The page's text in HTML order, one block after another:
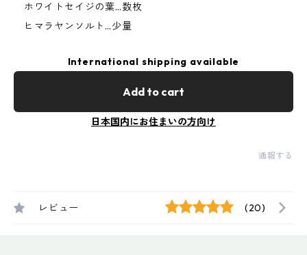
ホワイトセイジの葉…数枚
ヒマラヤンソルト…少量
International shipping available
Add to cart
日本国内にお住まいの方向け
通報する
レビュー (20)